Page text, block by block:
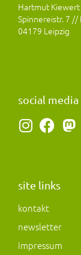
Hartmut Kiewert
Spinnereistr. 7 //
04179 Leipzig
social media
I
a
r
a
m
F
b
o
k
M
site links
kontakt
newsletter
impressum